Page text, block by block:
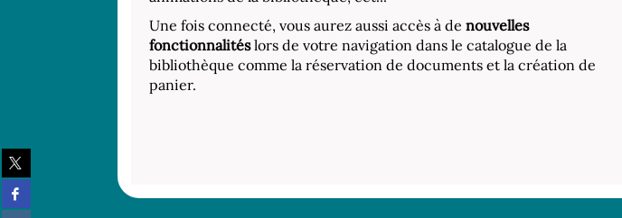
Partager
sur
twitter
(Nouvelle
Partager
sur
Une fois connecté, vous aurez aussi accès à de nouvelles
fonctionnalitéslors de votre navigation dans le catalogue de la
bibliothèque comme la réservation de documents et la création de
panier.